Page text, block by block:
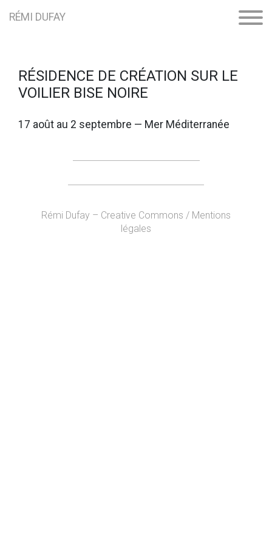
RÉMI DUFAY
RÉSIDENCE DE CRÉATION SUR LE
VOILIER BISE NOIRE
17 août au 2 septembre — Mer Méditerranée
Rémi Dufay – Creative Commons / Mentions
légales